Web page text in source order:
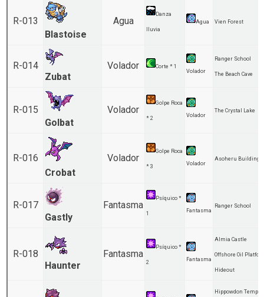
R-013
Blastoise
Agua
Danza
lluvia
Agua Vien Forest
R-014
Zubat
Volador
Corte * 1
Volador
Ranger School
The Beach Cave
R-015
Golbat
Volador
Golpe Roca
* 2 Volador
The Crystal Lake
R-016
Crobat
Volador
Golpe Roca
* 3 Volador
Asoheru Building
R-017
Gastly
Fantasma
Psíquico *
1 Fantasma
Ranger School
R-018
Haunter
Fantasma
Psíquico *
2 Fantasma
Almia Castle
Offshore Oil
Hideout
Hippowdon Temple